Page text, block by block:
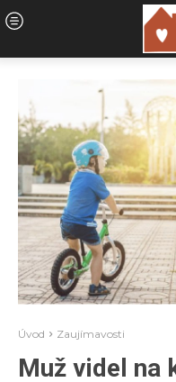
Úvod Zaujímavosti
Muž videl na